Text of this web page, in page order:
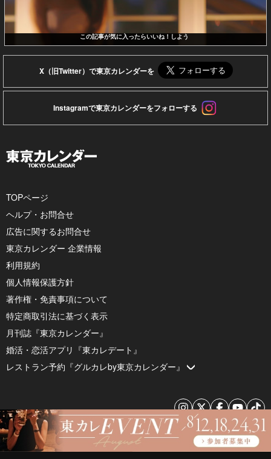
この記事が気に入ったらいいね！しよう
X（旧Twitter）で東京カレンダーを
Instagramで東京カレンダーをフォローする
TOPページ
ヘルプ・お問合せ
広告に関するお問合せ
東京カレンダー 企業情報
利用規約
個人情報保護方針
著作権・免責事項について
特定商取引法に基づく表示
月刊誌『東京カレンダー』
婚活・恋活アプリ『東カレデート』
レストラン予約『グルカレby東京カレンダー』
© 2026 by Tokyo Calendar, Inc.